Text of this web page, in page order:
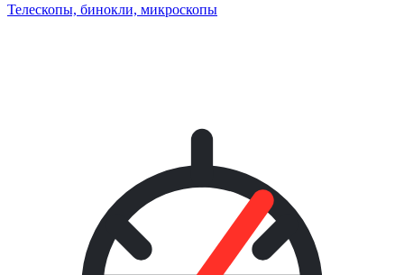
Телескопы, бинокли, микроскопы